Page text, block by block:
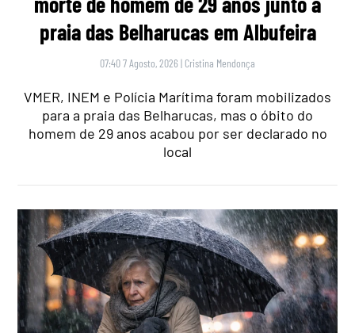
praia das Belharucas em Albufeira
07:40 7 Agosto, 2026 | Cristina Mendonça
VMER, INEM e Polícia Marítima foram mobilizados
para a praia das Belharucas, mas o óbito do
homem de 29 anos acabou por ser declarado no
local